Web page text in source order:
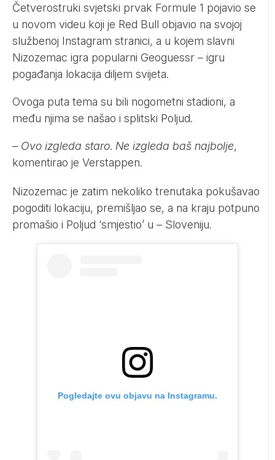
Četverostruki svjetski prvak Formule 1 pojavio se
u novom videu koji je Red Bull objavio na svojoj
službenoj Instagram stranici, a u kojem slavni
Nizozemac igra popularni Geoguessr – igru
pogađanja lokacija diljem svijeta.
Ovoga puta tema su bili nogometni stadioni, a
među njima se našao i splitski Poljud.
– Ovo izgleda staro. Ne izgleda baš najbolje,
komentirao je Verstappen.
Nizozemac je zatim nekoliko trenutaka pokušavao
pogoditi lokaciju, premišljao se, a na kraju potpuno
promašio i Poljud ‘smjestio’ u – Sloveniju.
Pogledajte ovu objavu na Instagramu.